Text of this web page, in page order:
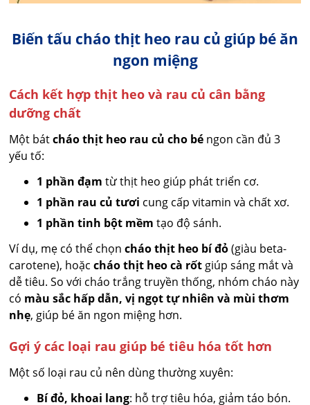
Biến tấu cháo thịt heo rau củ giúp bé ăn
ngon miệng
Cách kết hợp thịt heo và rau củ cân bằng
dưỡng chất
Một bátcháo thịt heo rau củ cho bé ngon cần đủ 3
yếu tố:
1 phần đạm từ thịt heo giúp phát triển cơ.
1 phần rau củ tươi cung cấp vitamin và chất xơ.
1 phần tinh bột mềm tạo độ sánh.
Ví dụ, mẹ có thể chọncháo thịt heo bí đỏ(giàu beta-
carotene), hoặccháo thịt heo cà rốt giúp sáng mắt và
dễ tiêu. So với cháo trắng truyền thống, nhóm cháo này
có màu sắc hấp dẫn, vị ngọt tự nhiên và mùi thơm
nhẹ, giúp bé ăn ngon miệng hơn.
Gợi ý các loại rau giúp bé tiêu hóa tốt hơn
Một số loại rau củ nên dùng thường xuyên:
Bí đỏ, khoai lang: hỗ trợ tiêu hóa, giảm táo bón.